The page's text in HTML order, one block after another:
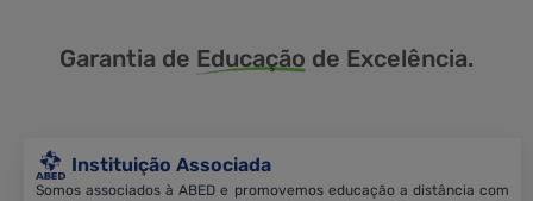
Garantia de Educação de Excelência.
Instituição Associada
Somos associados à ABED e promovemos educação a distância com